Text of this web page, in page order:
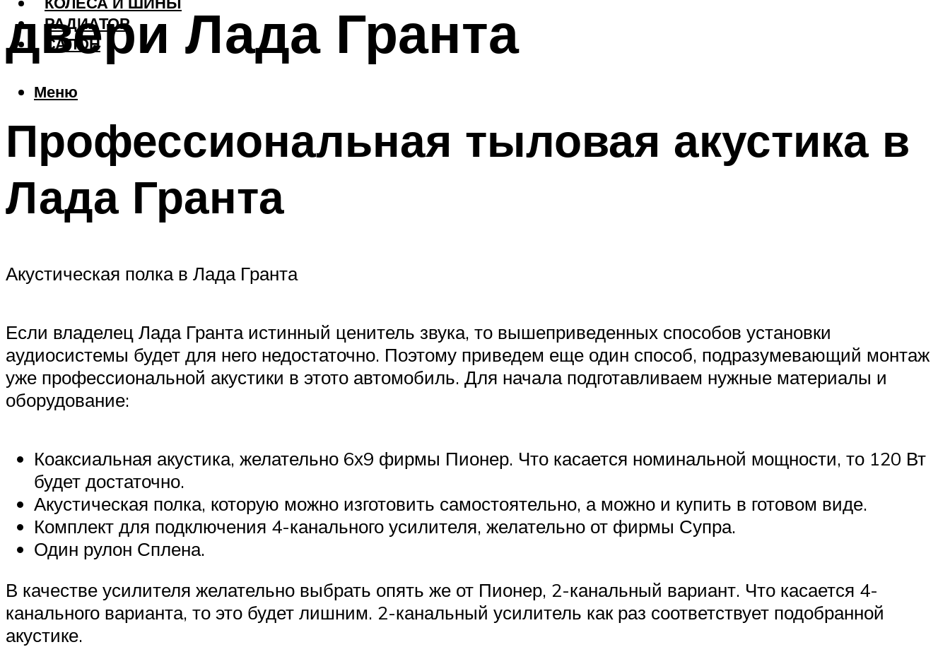
РАДИАТОР
САЛОН
Меню
двери Лада Гранта
Профессиональная тыловая акустика в
Лада Гранта
Акустическая полка в Лада Гранта
Если владелец Лада Гранта истинный ценитель звука, то вышеприведенных способов установки
аудиосистемы будет для него недостаточно. Поэтому приведем еще один способ, подразумевающий монтаж
уже профессиональной акустики в этото автомобиль. Для начала подготавливаем нужные материалы и
оборудование:
Коаксиальная акустика, желательно 6х9 фирмы Пионер. Что касается номинальной мощности, то 120 Вт
будет достаточно.
Акустическая полка, которую можно изготовить самостоятельно, а можно и купить в готовом виде.
Комплект для подключения 4-канального усилителя, желательно от фирмы Супра.
Один рулон Сплена.
В качестве усилителя желательно выбрать опять же от Пионер, 2-канальный вариант. Что касается 4-
канального варианта, то это будет лишним. 2-канальный усилитель как раз соответствует подобранной
акустике.